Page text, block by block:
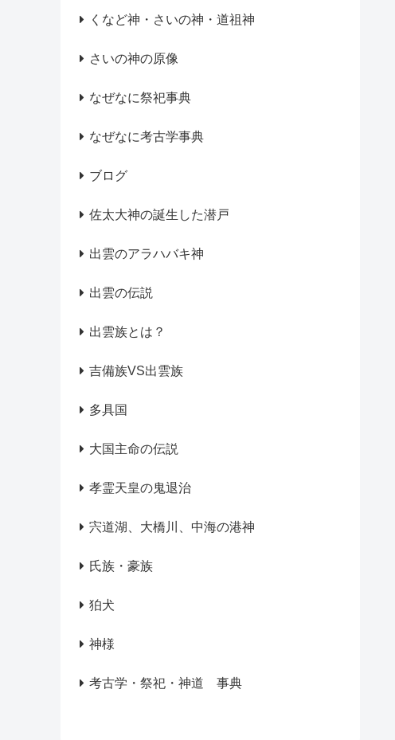
くなど神・さいの神・道祖神
さいの神の原像
なぜなに祭祀事典
なぜなに考古学事典
ブログ
佐太大神の誕生した潜戸
出雲のアラハバキ神
出雲の伝説
出雲族とは？
吉備族VS出雲族
多具国
大国主命の伝説
孝霊天皇の鬼退治
宍道湖、大橋川、中海の港神
氏族・豪族
狛犬
神様
考古学・祭祀・神道 事典